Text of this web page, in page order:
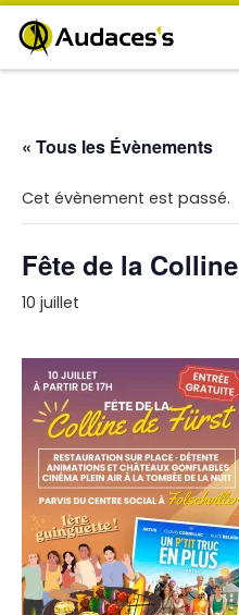
Passer au contenu
« Tous les Évènements
Cet évènement est passé.
Fête de la
10 juillet